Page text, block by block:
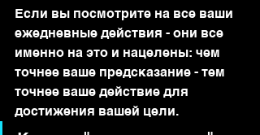
Если вы посмотрите на все ваши
ежедневные действия - они все
именно на это и нацелены: чем
точнее ваше предсказание - тем
точнее ваше действие для
достижения вашей цели.